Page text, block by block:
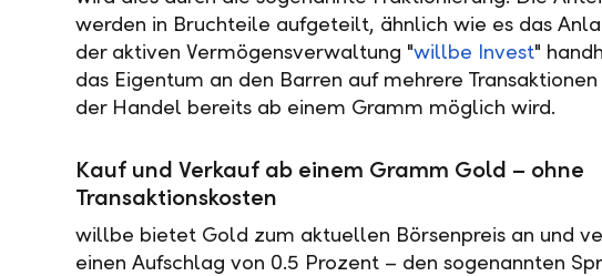
werden in Bruchteile aufgeteilt, ähnlich wie es das
der aktiven Vermögensverwaltung "willbe Invest"
das Eigentum an den Barren auf mehrere
der Handel bereits ab einem Gramm möglich wird.
Kauf und Verkauf ab einem Gramm Gold – ohne
Transaktionskosten
willbe bietet Gold zum aktuellen Börsenpreis an und
einen Aufschlag von 0.5 Prozent – den sogenannten